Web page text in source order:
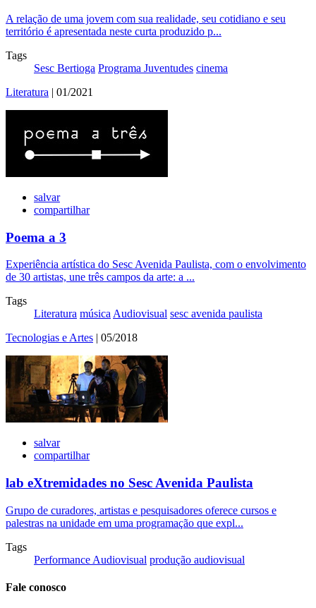
A relação de uma jovem com sua realidade, seu cotidiano e seu
território é apresentada neste curta produzido p...
Tags
Sesc Bertioga Programa Juventudes cinema
Literatura | 01/2021
salvar
compartilhar
Poema a 3
Experiência artística do Sesc Avenida Paulista, com o envolvimento
de 30 artistas, une três campos da arte: a ...
Tags
Literatura música Audiovisual sesc avenida paulista
Tecnologias e Artes | 05/2018
salvar
compartilhar
lab eXtremidades no Sesc Avenida Paulista
Grupo de curadores, artistas e pesquisadores oferece cursos e
palestras na unidade em uma programação que expl...
Tags
Performance Audiovisual produção audiovisual
Fale conosco